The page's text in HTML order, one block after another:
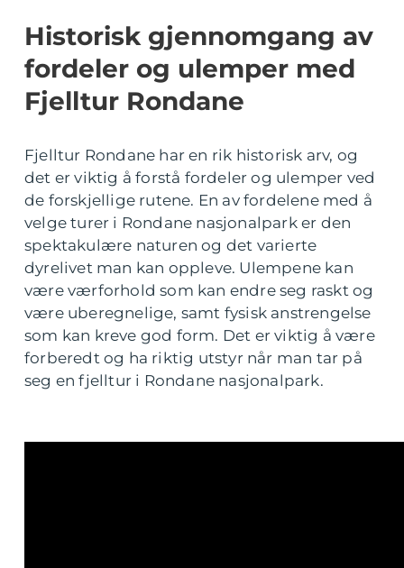
Historisk gjennomgang av
fordeler og ulemper med
Fjelltur Rondane
Fjelltur Rondane har en rik historisk arv, og
det er viktig å forstå fordeler og ulemper ved
de forskjellige rutene. En av fordelene med å
velge turer i Rondane nasjonalpark er den
spektakulære naturen og det varierte
dyrelivet man kan oppleve. Ulempene kan
være værforhold som kan endre seg raskt og
være uberegnelige, samt fysisk anstrengelse
som kan kreve god form. Det er viktig å være
forberedt og ha riktig utstyr når man tar på
seg en fjelltur i Rondane nasjonalpark.